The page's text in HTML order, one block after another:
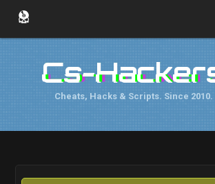
Cs-
Cheats, Hacks & Scripts. Since 2010.